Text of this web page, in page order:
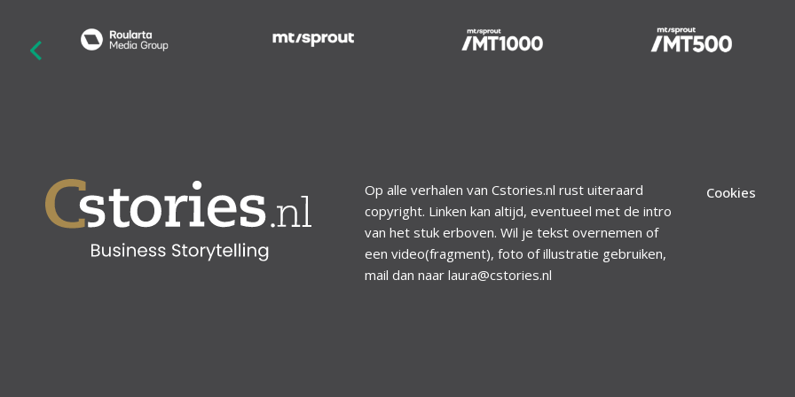
Op alle verhalen van Cstories.nl rust uiteraard
copyright. Linken kan altijd, eventueel met de intro
van het stuk erboven. Wil je tekst overnemen of
een video(fragment), foto of illustratie gebruiken,
mail dan naar laura@cstories.nl
Cookies